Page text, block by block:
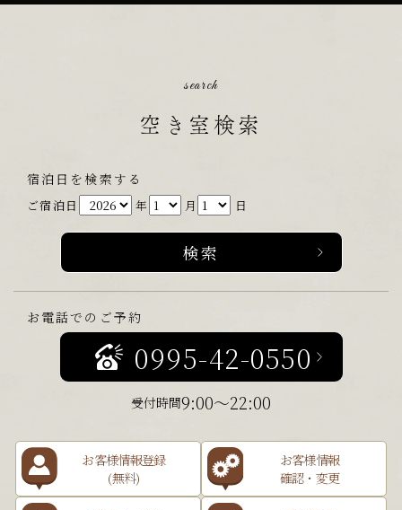
search
空き室検索
宿泊日を検索する
ご宿泊日 年 月 日
お電話でのご予約
0995-42-0550
受付時間9:00～22:00
お客様情報登録
(無料)
お客様情報
確認・変更